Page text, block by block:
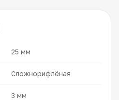
25 мм
Сложнорифлёная
3 мм